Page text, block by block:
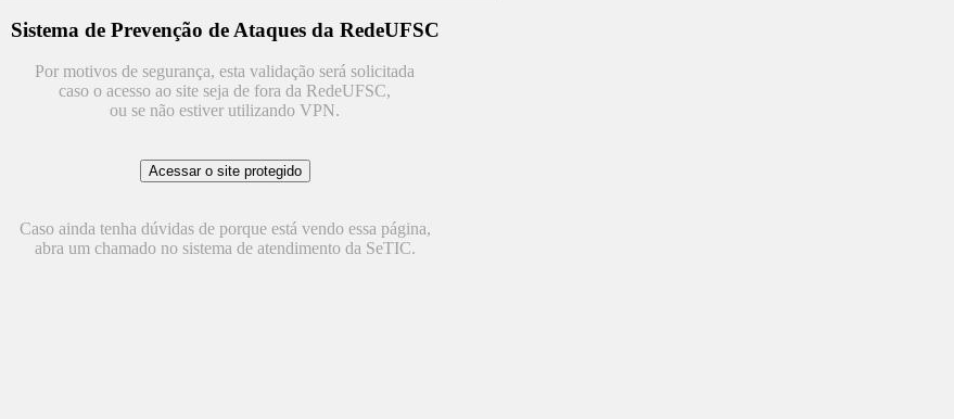
Sistema de Prevenção de Ataques da RedeUFSC
Por motivos de segurança, esta validação será solicitada
caso o acesso ao site seja de fora da RedeUFSC,
ou se não estiver utilizando VPN.
Caso ainda tenha dúvidas de porque está vendo essa página,
abra um chamado no sistema de atendimento da SeTIC.